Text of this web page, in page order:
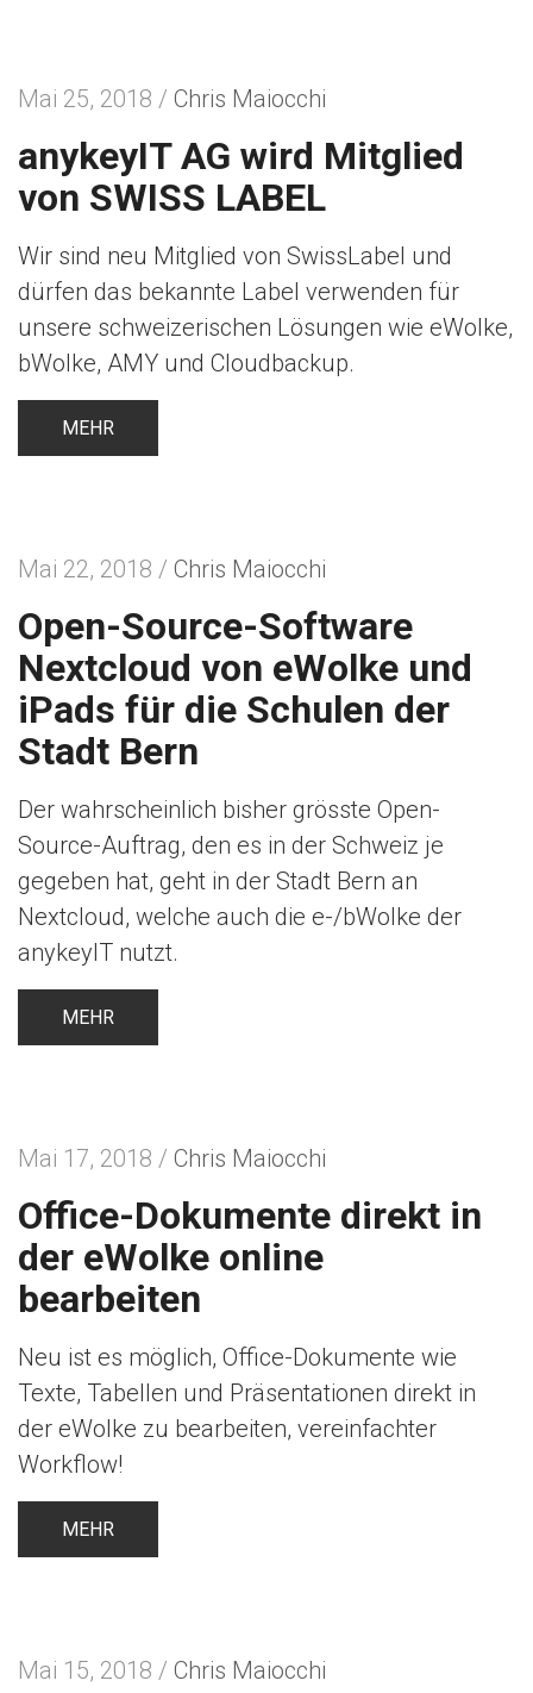
Mai 25, 2018 / Chris Maiocchi
anykeyIT AG wird Mitglied
von SWISS LABEL
Wir sind neu Mitglied von SwissLabel und
dürfen das bekannte Label verwenden für
unsere schweizerischen Lösungen wie eWolke,
bWolke, AMY und Cloudbackup.
MEHR
Mai 22, 2018 / Chris Maiocchi
Open-Source-Software
Nextcloud von eWolke und
iPads für die Schulen der
Stadt Bern
Der wahrscheinlich bisher grösste Open-
Source-Auftrag, den es in der Schweiz je
gegeben hat, geht in der Stadt Bern an
Nextcloud, welche auch die e-/bWolke der
anykeyIT nutzt.
MEHR
Mai 17, 2018 / Chris Maiocchi
Office-Dokumente direkt in
der eWolke online
bearbeiten
Neu ist es möglich, Office-Dokumente wie
Texte, Tabellen und Präsentationen direkt in
der eWolke zu bearbeiten, vereinfachter
Workflow!
MEHR
Mai 15, 2018 / Chris Maiocchi